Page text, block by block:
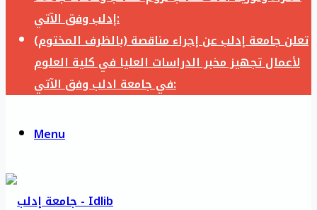
إدلب وفق الآتي:
تعلن جامعة إدلب عن إجراء مناقصة (بالظرف المختوم)
لأعمال تجهيز مخبر الدراسات العليا في كلية العلوم
في جامعة ادلب وفق الآتي:
Menu